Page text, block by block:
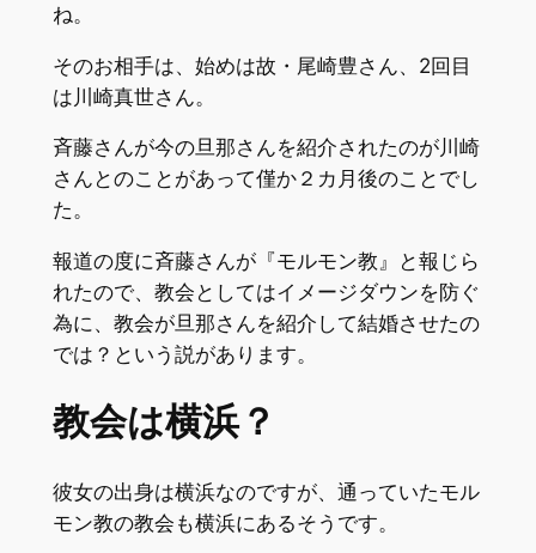
ね。
そのお相手は、始めは故・尾崎豊さん、2回目
は川崎真世さん。
斉藤さんが今の旦那さんを紹介されたのが川崎
さんとのことがあって僅か２カ月後のことでし
た。
報道の度に斉藤さんが『モルモン教』と報じら
れたので、教会としてはイメージダウンを防ぐ
為に、教会が旦那さんを紹介して結婚させたの
では？という説があります。
教会は横浜？
彼女の出身は横浜なのですが、通っていたモル
モン教の教会も横浜にあるそうです。